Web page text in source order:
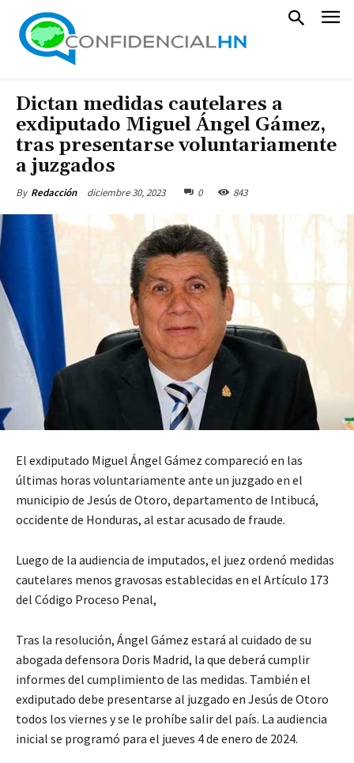
Dictan medidas cautelares a
exdiputado Miguel Ángel Gámez,
tras presentarse voluntariamente
a juzgados
By Redacción diciembre 30, 2023 0 843
El exdiputado Miguel Ángel Gámez compareció en las
últimas horas voluntariamente ante un juzgado en el
municipio de Jesús de Otoro, departamento de Intibucá,
occidente de Honduras, al estar acusado de fraude.
Luego de la audiencia de imputados, el juez ordenó medidas
cautelares menos gravosas establecidas en el Artículo 173
del Código Proceso Penal,
Tras la resolución, Ángel Gámez estará al cuidado de su
abogada defensora Doris Madrid, la que deberá cumplir
informes del cumplimiento de las medidas. También el
exdiputado debe presentarse al juzgado en Jesús de Otoro
todos los viernes y se le prohíbe salir del país. La audiencia
inicial se programó para el jueves 4 de enero de 2024.